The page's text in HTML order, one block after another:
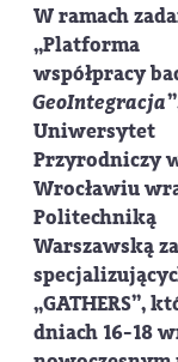
W ramach
„Platforma
współpracy
GeoIntegracja
Uniwersytet
Przyrodniczy
Wrocławiu
Politechniką
Warszawską
„GATHERS”,
dniach 16-18